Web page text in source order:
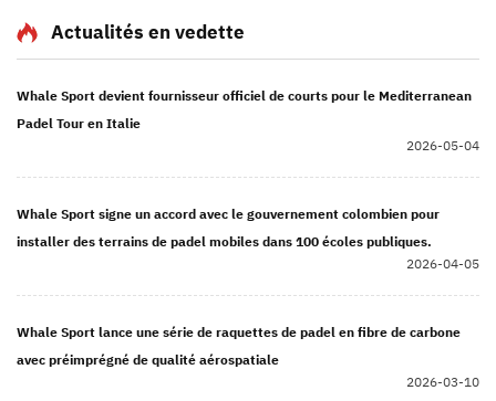
Actualités en vedette
Whale Sport devient fournisseur officiel de courts pour le Mediterranean
Padel Tour en Italie
2026-05-04
Whale Sport signe un accord avec le gouvernement colombien pour
installer des terrains de padel mobiles dans 100 écoles publiques.
2026-04-05
Whale Sport lance une série de raquettes de padel en fibre de carbone
avec préimprégné de qualité aérospatiale
2026-03-10